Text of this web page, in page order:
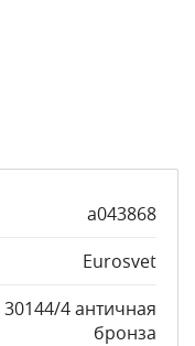
a043868
Eurosvet
30144/4 античная
бронза